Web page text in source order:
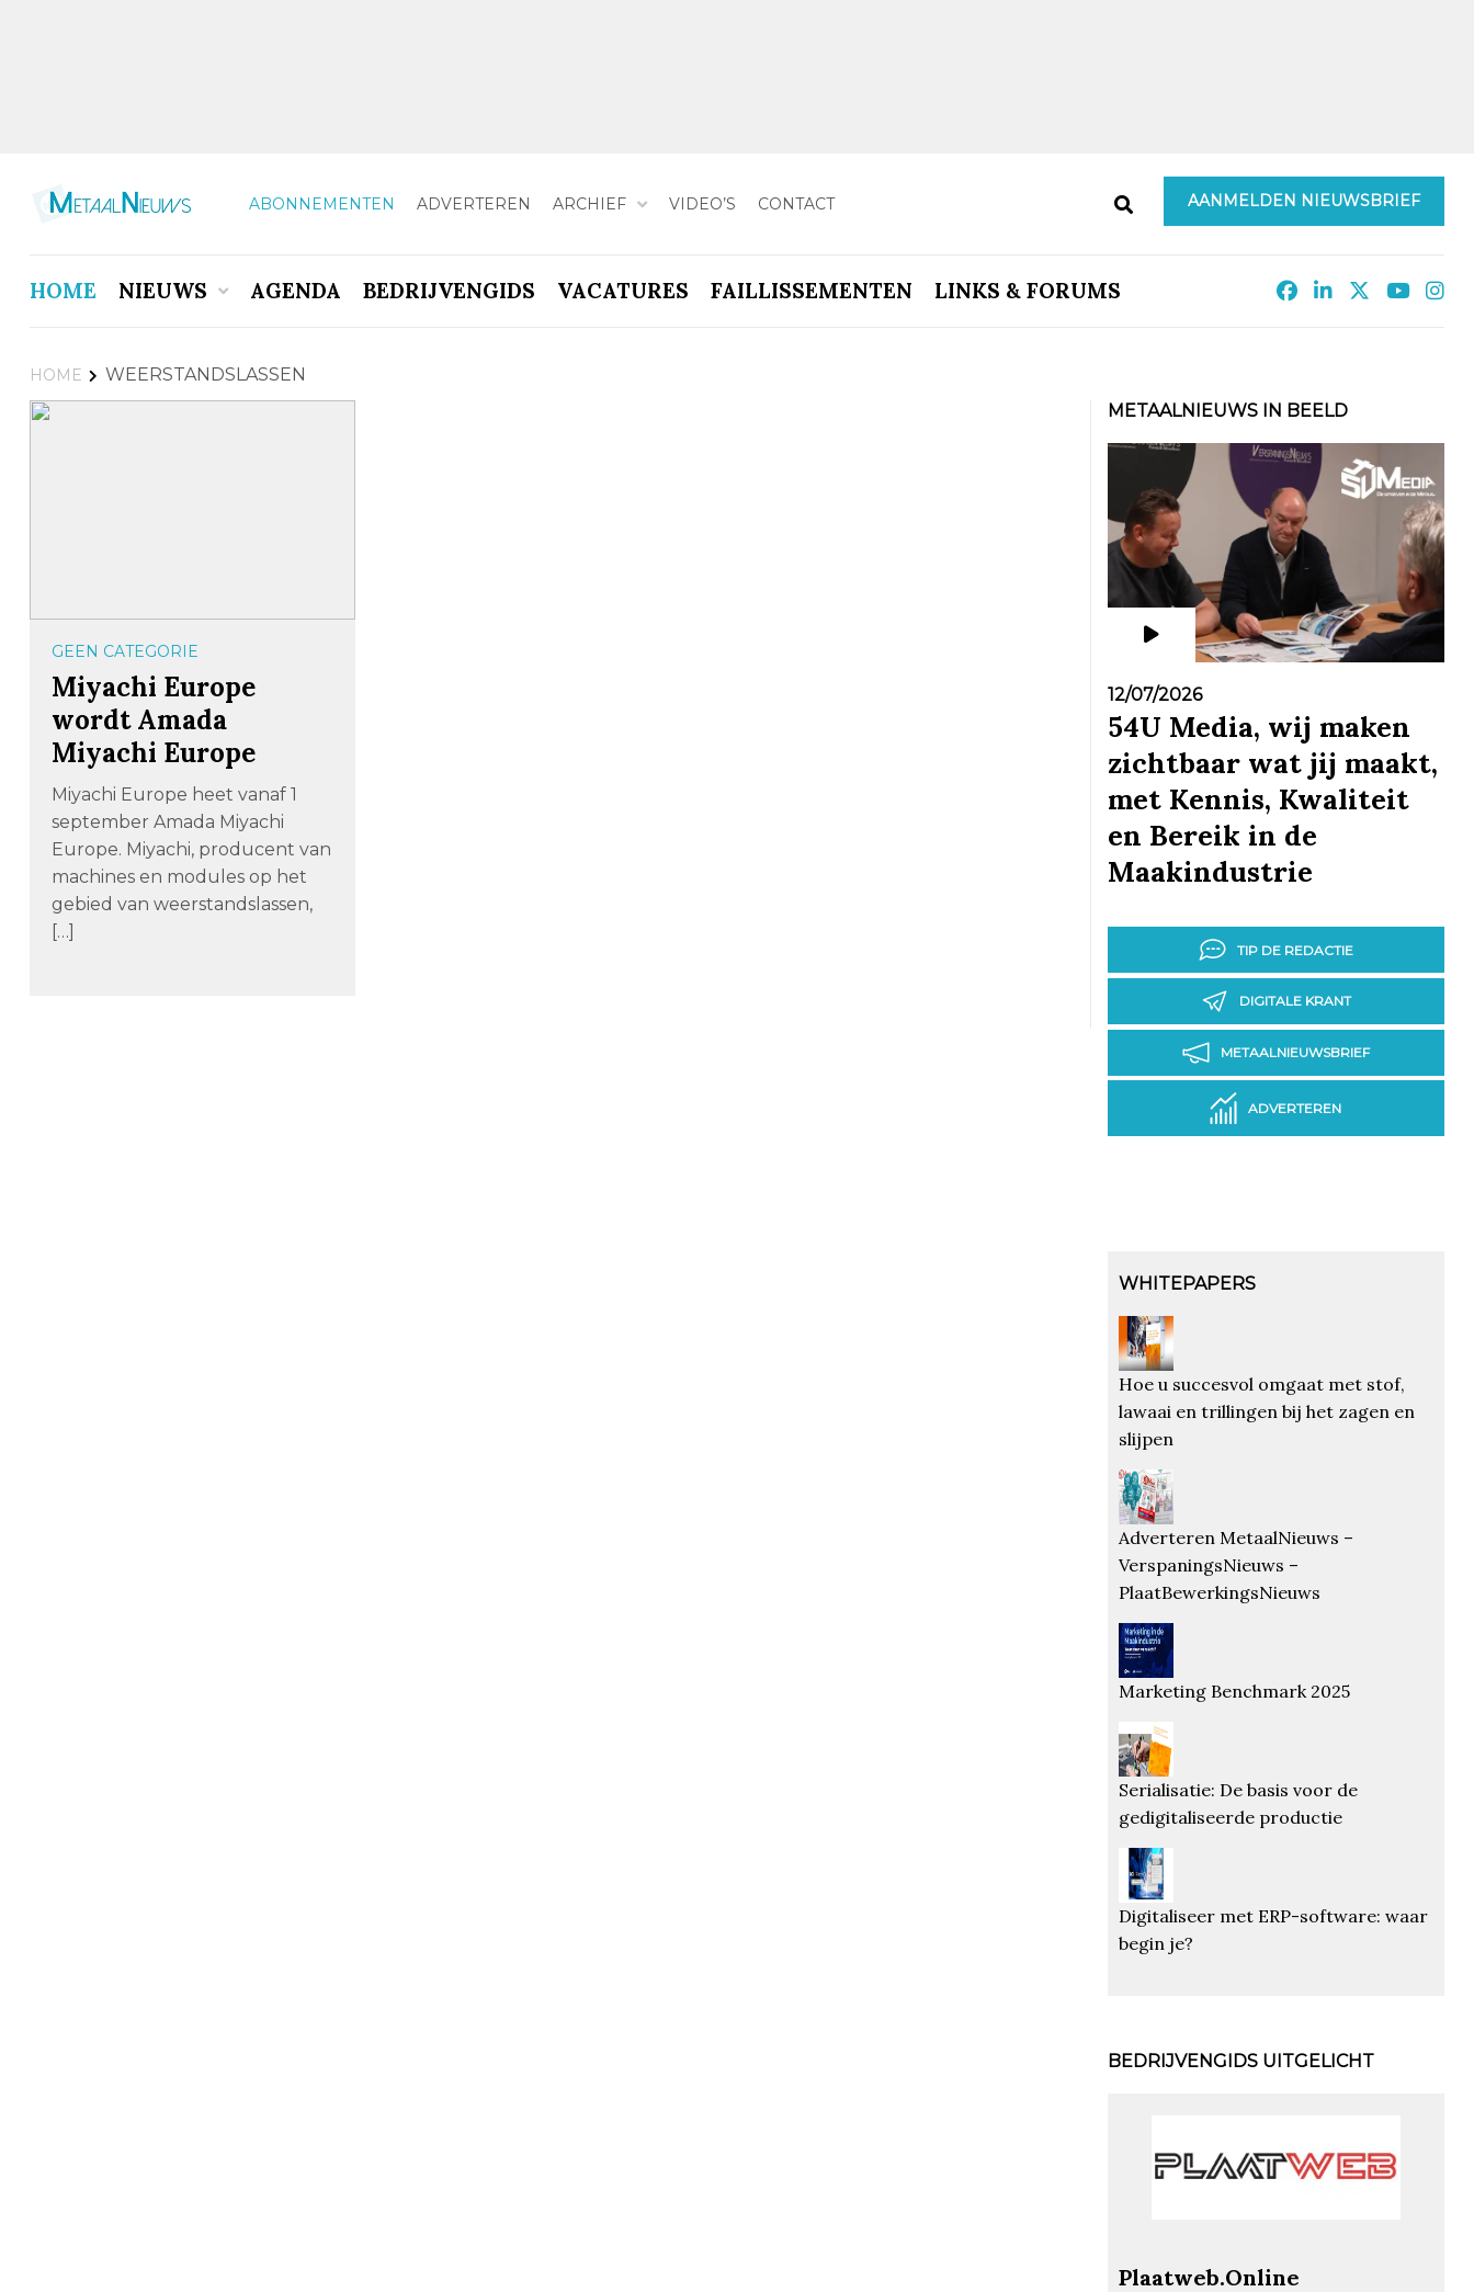
ABONNEMENTEN ADVERTEREN ARCHIEF VIDEO’S CONTACT AANMELDEN NIEUWSBRIEF
HOME NIEUWS AGENDA BEDRIJVENGIDS VACATURES FAILLISSEMENTEN LINKS & FORUMS
HOME WEERSTANDSLASSEN
GEEN CATEGORIE
Miyachi Europe
wordt Amada
Miyachi Europe
Miyachi Europe heet vanaf 1
september Amada Miyachi
Europe. Miyachi, producent van
machines en modules op het
gebied van weerstandslassen,
[…]
METAALNIEUWS IN BEELD
12/07/2026
54U Media, wij maken
zichtbaar wat jij maakt,
met Kennis, Kwaliteit
en Bereik in de
Maakindustrie
TIP DE REDACTIE
DIGITALE KRANT
METAALNIEUWSBRIEF
ADVERTEREN
WHITEPAPERS
Hoe u succesvol omgaat met stof,
lawaai en trillingen bij het zagen en
slijpen
Adverteren MetaalNieuws –
VerspaningsNieuws –
PlaatBewerkingsNieuws
Marketing Benchmark 2025
Serialisatie: De basis voor de
gedigitaliseerde productie
Digitaliseer met ERP-software: waar
begin je?
BEDRIJVENGIDS UITGELICHT
Plaatweb.Online